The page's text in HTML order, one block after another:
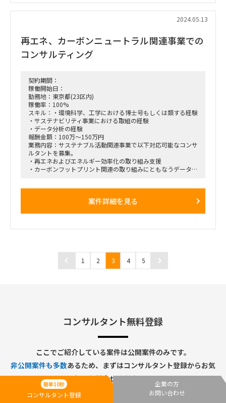
2024.05.13
再エネ、カーボンニュートラル関連事業での
コンサルティング
契約期間：
稼働開始日：
勤務地：東京都(23区内)
稼働率：100%
スキル：・環境科学、工学における博士号もしくは類する経験
・サステナビリティ事業における取組の経験
・データ分析の経験
報酬金額：100万～150万円
業務内容：サステナブル活動関連事業で以下対応可能なコンサ
ルタントを募集。
・再エネおよびエネルギー効率化の取り組み支援
・カーボンフットプリント関連の取り組みにともなうデータ分
案件詳細を見る
1 2 3 4 5
コンサルタント無料登録
ここでご紹介している案件は公開案件のみです。
非公開案件も多数あるため、まずはコンサルタント登録からお気
軽にお問合せください。
簡単10秒
コンサルタント登録
企業の方
お問い合わせ